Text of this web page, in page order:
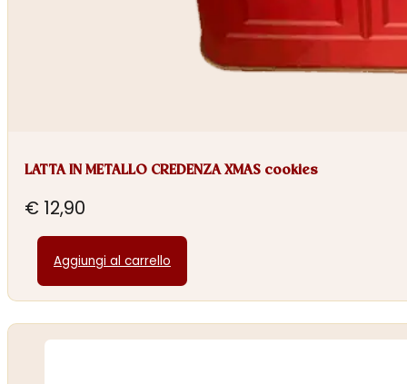
LATTA IN METALLO CREDENZA XMAS cookies
€ 12,90
Aggiungi al carrello